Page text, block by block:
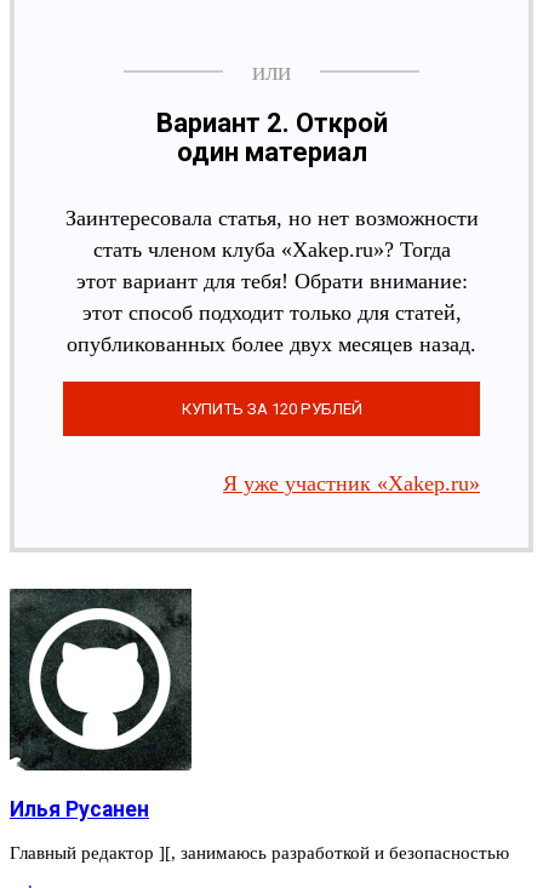
Вариант 2. Открой
один материал
Заинтересовала статья, но нет возможности
стать членом клуба «Xakep.ru»? Тогда
этот вариант для тебя! Обрати внимание:
этот способ подходит только для статей,
опубликованных более двух месяцев назад.
Я уже участник «Xakep.ru»
Илья Русанен
Главный редактор ][, занимаюсь разработкой и безопасностью